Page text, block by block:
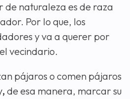
de naturaleza es de raza
Por lo que, los
y va a querer por
vecindario.
pájaros o comen pájaros
, de esa manera, marcar su